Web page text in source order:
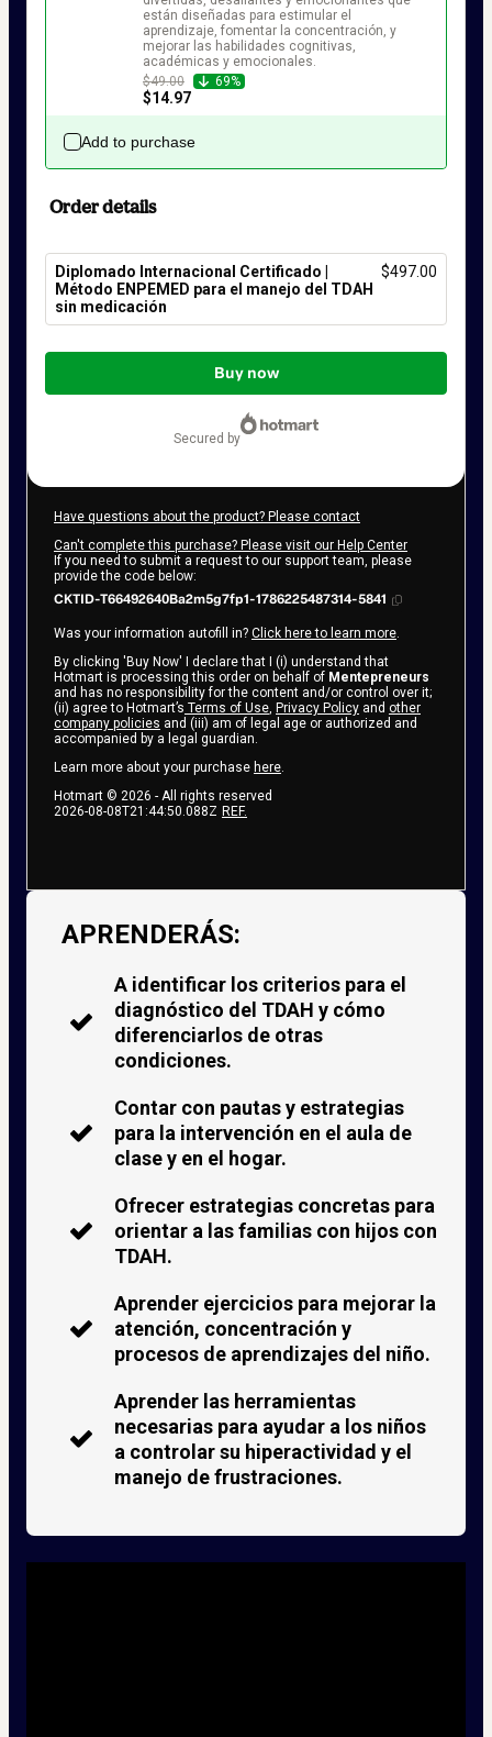
están diseñadas para estimular el
aprendizaje, fomentar la concentración, y
mejorar las habilidades cognitivas,
académicas y emocionales.
$49.00
69%
$14.97
Add to purchase
Order details
Diplomado Internacional Certificado |
Método ENPEMED para el manejo del TDAH
sin medicación
$497.00
Total
$497.00
Buy now
secured by
Have questions about the product? Please contact
Can't complete this purchase? Please visit our Help Center
If you need to submit a request to our support team, please
provide the code below:
CKTID-T66492640Ba2m5g7fp1-1786225487314-5841
Was your information autofill in? Click here to learn more.
By clicking 'Buy Now' I declare that I (i) understand that
Hotmart is processing this order on behalf of Mentepreneurs
and has no responsibility for the content and/or control over it;
(ii) agree to Hotmart’s Terms of Use, Privacy Policy and other
company policies and (iii) am of legal age or authorized and
accompanied by a legal guardian.
Learn more about your purchase here.
Hotmart © 2026 - All rights reserved
2026-08-08T21:44:50.088Z REF.
APRENDERÁS:
A identificar los criterios para el
diagnóstico del TDAH y cómo
diferenciarlos de otras
condiciones.
Contar con pautas y estrategias
para la intervención en el aula de
clase y en el hogar.
Ofrecer estrategias concretas para
orientar a las familias con hijos con
TDAH.
Aprender ejercicios para mejorar la
atención, concentración y
procesos de aprendizajes del niño.
Aprender las herramientas
necesarias para ayudar a los niños
a controlar su hiperactividad y el
manejo de frustraciones.